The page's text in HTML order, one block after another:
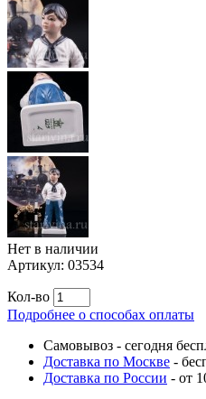
Нет в наличии
Артикул: 03534
Кол-во
Подробнее о способах оплаты
Самовывоз - сегодня
Доставка по Москве -
Доставка по России - от